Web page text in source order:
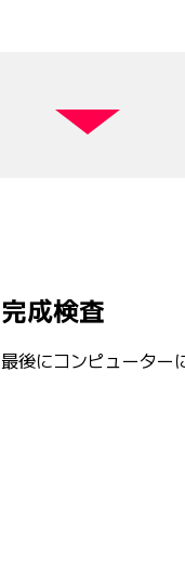
完成検査
最後にコンピューター